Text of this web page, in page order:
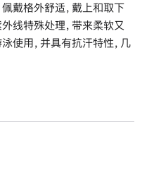
戴格外舒适，戴上和取下
线特殊处理，带来柔软又
使用，并具有抗汗特性，几